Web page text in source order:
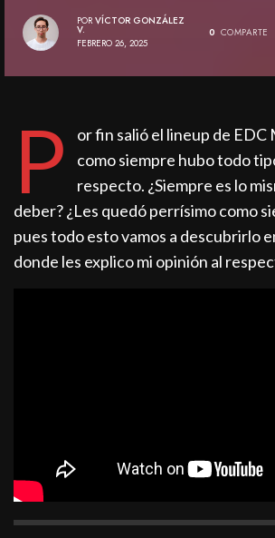
POR VÍCTOR GONZÁLEZ
V.
FEBRERO 26, 2025
0 COMPARTE
P
or fin salió el lineup de EDC
como siempre hubo todo
respecto. ¿Siempre es lo
deber? ¿Les quedó perrísimo como
pues todo esto vamos a descubrirlo
donde les explico mi opinión al